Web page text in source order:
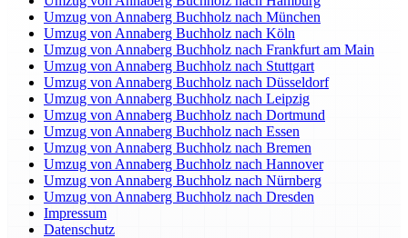
Umzug von Annaberg Buchholz nach München
Umzug von Annaberg Buchholz nach Köln
Umzug von Annaberg Buchholz nach Frankfurt am Main
Umzug von Annaberg Buchholz nach Stuttgart
Umzug von Annaberg Buchholz nach Düsseldorf
Umzug von Annaberg Buchholz nach Leipzig
Umzug von Annaberg Buchholz nach Dortmund
Umzug von Annaberg Buchholz nach Essen
Umzug von Annaberg Buchholz nach Bremen
Umzug von Annaberg Buchholz nach Hannover
Umzug von Annaberg Buchholz nach Nürnberg
Umzug von Annaberg Buchholz nach Dresden
Impressum
Datenschutz